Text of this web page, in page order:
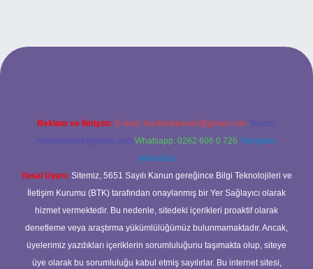
ilbet giriş adresi
Reklam ve İletişim: E-mail: backlinkpaneli@gmail.com Teams:
forumhizmeti@gmail.com Whatsapp: 0262 606 0 726 Telegram:
@karabul
Yasal Uyarı: Sitemiz, 5651 Sayılı Kanun gereğince Bilgi Teknolojileri ve
İletişim Kurumu (BTK) tarafından onaylanmış bir Yer Sağlayıcı olarak
hizmet vermektedir. Bu nedenle, sitedeki içerikleri proaktif olarak
denetleme veya araştırma yükümlülüğümüz bulunmamaktadır. Ancak,
üyelerimiz yazdıkları içeriklerin sorumluluğunu taşımakta olup, siteye
üye olarak bu sorumluluğu kabul etmiş sayılırlar. Bu internet sitesi,